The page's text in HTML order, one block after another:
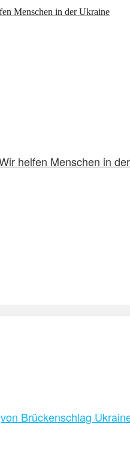
von Brückenschlag